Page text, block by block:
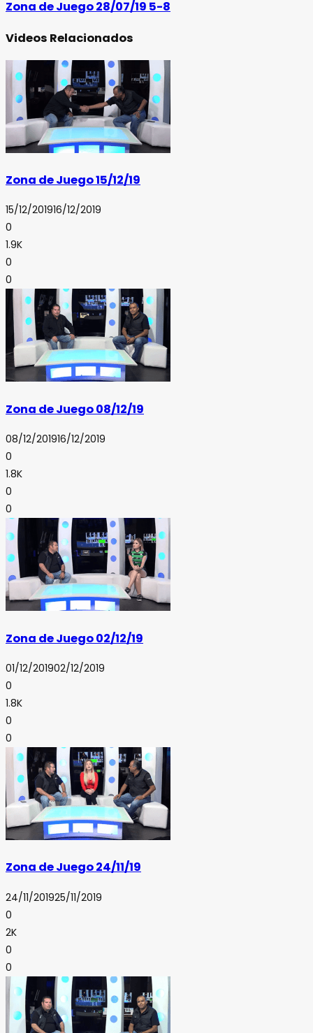
Zona de Juego 28/07/19 5-8
Videos Relacionados
Zona de Juego 15/12/19
15/12/201916/12/2019
0
1.9K
0
0
Zona de Juego 08/12/19
08/12/201916/12/2019
0
1.8K
0
0
Zona de Juego 02/12/19
01/12/201902/12/2019
0
1.8K
0
0
Zona de Juego 24/11/19
24/11/201925/11/2019
0
2K
0
0